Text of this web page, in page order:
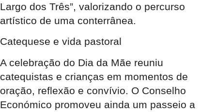
Largo dos Três”, valorizando o percurso
artístico de uma conterrânea.
Catequese e vida pastoral
A celebração do Dia da Mãe reuniu
catequistas e crianças em momentos de
oração, reflexão e convívio. O Conselho
Económico promoveu ainda um passeio a